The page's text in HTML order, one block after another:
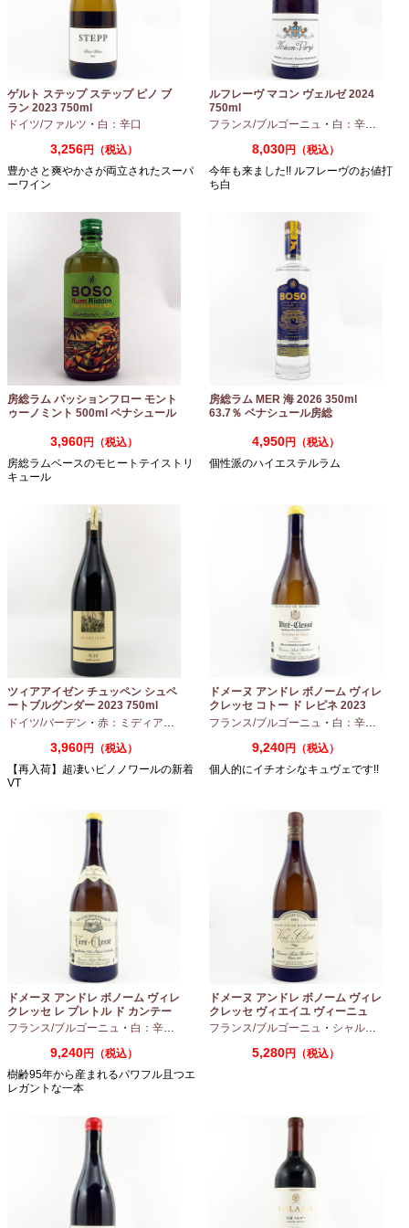
ゲルト ステップ ステップ ピノ ブ
ラン 2023 750ml
ドイツ/ファルツ ・ 白：辛口
3,256円（税込）
豊かさと爽やかさが両立されたスーパ
ーワイン
ルフレーヴ マコン ヴェルゼ 2024
750ml
フランス/ブルゴーニュ ・ 白：辛口
8,030円（税込）
今年も来ました!! ルフレーヴのお値打
ち白
房総ラム パッションフロー モント
ゥーノミント 500ml ペナシュール
3,960円（税込）
房総ラムベースのモヒートテイストリ
キュール
房総ラム MER 海 2026 350ml
63.7％ ベナシュール房総
4,950円（税込）
個性派のハイエステルラム
ツィアアイゼン チュッペン シュペ
ートブルグンダー 2023 750ml
ドイツ/バーデン ・ 赤：ミディアムボディ ・ピノノワール
3,960円（税込）
【再入荷】超凄いピノノワールの新着
VT
ドメーヌ アンドレ ボノーム ヴィレ
クレッセ コトー ド レピネ 2023
750ml
フランス/ブルゴーニュ ・ 白：辛口
9,240円（税込）
個人的にイチオシなキュヴェです!!
ドメーヌ アンドレ ボノーム ヴィレ
クレッセ レ プレトル ド カンテー
ヌ 2023 750ml
フランス/ブルゴーニュ ・ 白：辛口 シャルドネ
9,240円（税込）
樹齢95年から産まれるパワフル且つエ
レガントな一本
ドメーヌ アンドレ ボノーム ヴィレ
クレッセ ヴィエイユ ヴィーニュ
2024 750ml
フランス/ブルゴーニュ ・ シャルドネ
5,280円（税込）